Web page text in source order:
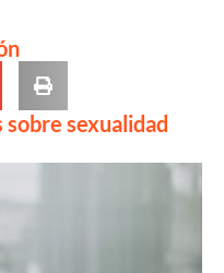
sexualidad